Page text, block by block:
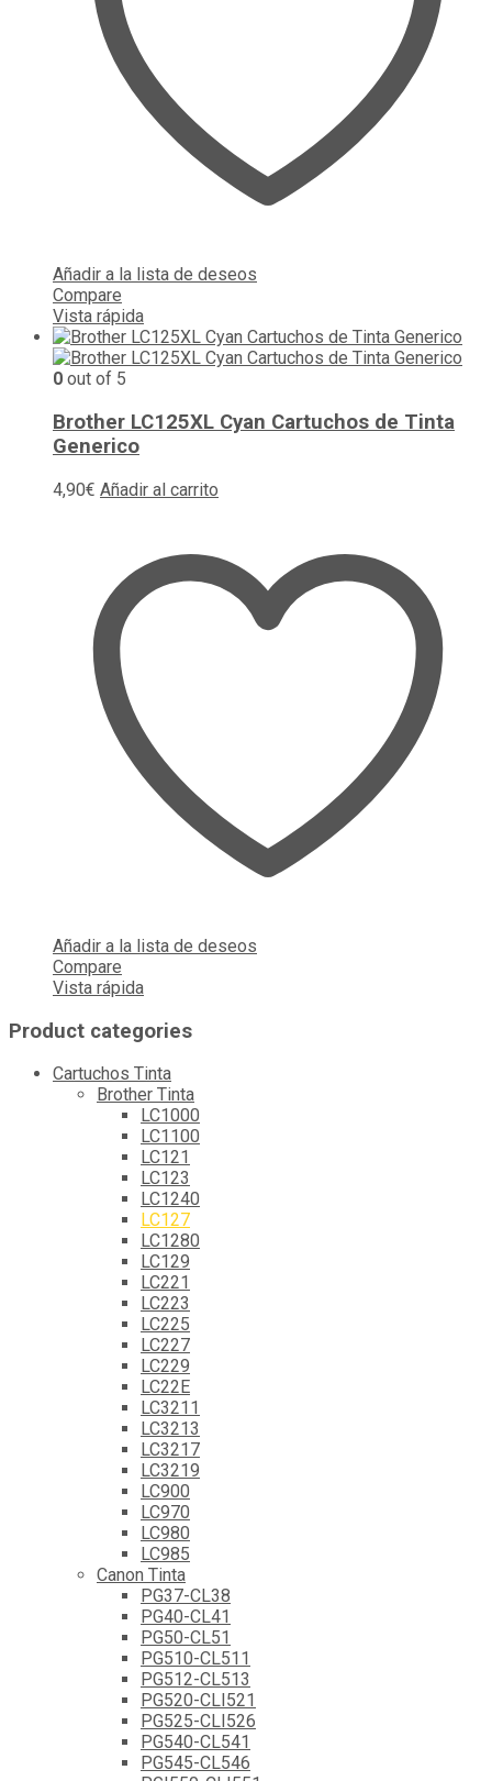
Añadir a la lista de deseos
Compare
Vista rápida
0 out of 5
Brother LC125XL Cyan Cartuchos de Tinta
Generico
4,90€ Añadir al carrito
Añadir a la lista de deseos
Compare
Vista rápida
Product categories
Cartuchos Tinta
Brother Tinta
LC1000
LC1100
LC121
LC123
LC1240
LC127
LC1280
LC129
LC221
LC223
LC225
LC227
LC229
LC22E
LC3211
LC3213
LC3217
LC3219
LC900
LC970
LC980
LC985
Canon Tinta
PG37-CL38
PG40-CL41
PG50-CL51
PG510-CL511
PG512-CL513
PG520-CLI521
PG525-CLI526
PG540-CL541
PG545-CL546